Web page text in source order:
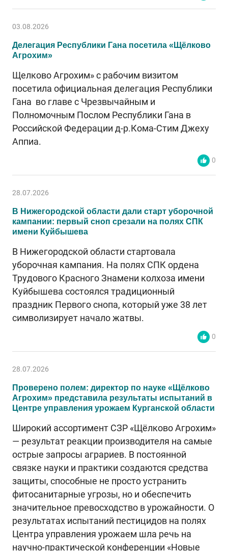
03.08.2026
Делегация Республики Гана посетила «Щёлково
Агрохим»
Щелково Агрохим» с рабочим визитом
посетила официальная делегация Республики
Гана во главе с Чрезвычайным и
Полномочным Послом Республики Гана в
Российской Федерации д-р.Кома-Стим Джеху
Аппиа.
0
28.07.2026
В Нижегородской области дали старт уборочной
кампании: первый сноп срезали на полях СПК
имени Куйбышева
В Нижегородской области стартовала
уборочная кампания. На полях СПК ордена
Трудового Красного Знамени колхоза имени
Куйбышева состоялся традиционный
праздник Первого снопа, который уже 38 лет
символизирует начало жатвы.
0
28.07.2026
Проверено полем: директор по науке «Щёлково
Агрохим» представила результаты испытаний в
Центре управления урожаем Курганской области
Широкий ассортимент СЗР «Щёлково Агрохим»
— результат реакции производителя на самые
острые запросы аграриев. В постоянной
связке науки и практики создаются средства
защиты, способные не просто устранить
фитосанитарные угрозы, но и обеспечить
значительное превосходство в урожайности. О
результатах испытаний пестицидов на полях
Центра управления урожаем шла речь на
научно-практической конференции «Новые